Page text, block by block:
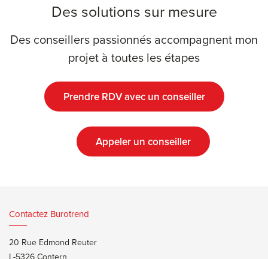
Des solutions sur mesure
Des conseillers passionnés accompagnent mon
projet à toutes les étapes
Prendre RDV avec un conseiller
Appeler un conseiller
Contactez Burotrend
20 Rue Edmond Reuter